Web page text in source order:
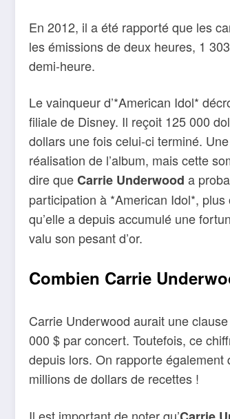
En 2012, il a été rapporté que les
les émissions de deux heures, 1
demi-heure.
Le vainqueur d’*American Idol*
filiale de Disney. Il reçoit 125 000
dollars une fois celui-ci terminé.
réalisation de l’album, mais cette
dire queCarrie Underwood a
participation à *American Idol*, plus
qu’elle a depuis accumulé une
valu son pesant d’or.
Combien Carrie
Carrie Underwood aurait une
000 $ par concert. Toutefois, ce
depuis lors. On rapporte également
millions de dollars de recettes !
Il est important de noter qu’